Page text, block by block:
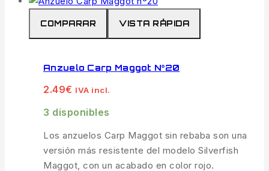
COMPARAR VISTA RÁPIDA
Anzuelo Carp Maggot Nº20
2.49€ IVA incl.
3 disponibles
Los anzuelos Carp Maggot sin rebaba son una
versión más resistente del modelo Silverfish
Maggot, con un acabado en color rojo.